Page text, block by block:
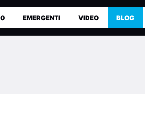
EMERGENTI VIDEO BLOG